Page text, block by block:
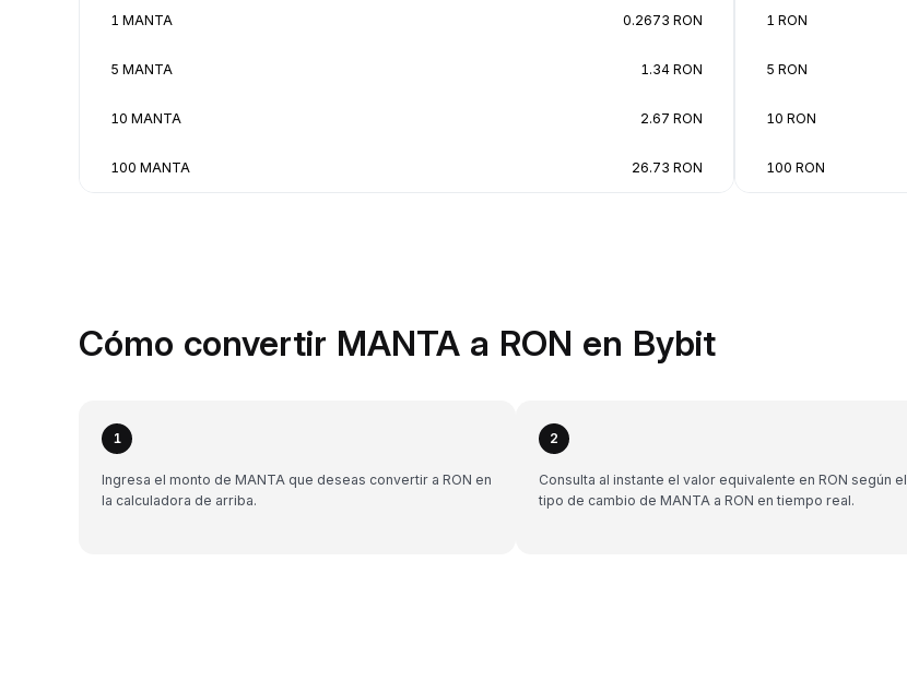
1 MANTA 0.2673 RON
5 MANTA 1.34 RON
10 MANTA 2.67 RON
100 MANTA 26.73 RON
1 RON
5 RON
10 RON
100 RON
Cómo convertir MANTA a RON en Bybit
1
Ingresa el monto de MANTA que deseas convertir a RON en
la calculadora de arriba.
2
Consulta al instante el valor equivalente en RON según el
tipo de cambio de MANTA a RON en tiempo real.